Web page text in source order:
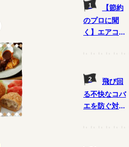
【節約
のプロに聞
く】エアコン
飛び回
る不快なコバ
エを防ぐ対策